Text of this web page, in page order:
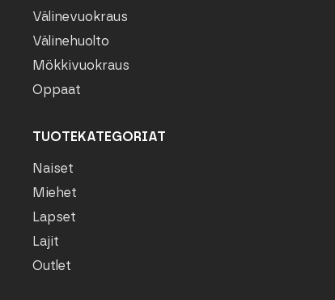
Välinevuokraus
Välinehuolto
Mökkivuokraus
Oppaat
TUOTEKATEGORIAT
Naiset
Miehet
Lapset
Lajit
Outlet